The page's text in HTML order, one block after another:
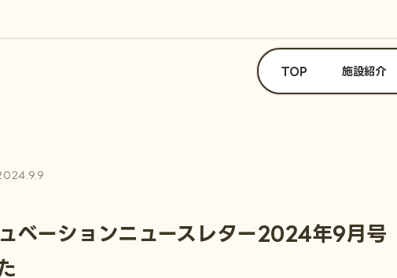
TOP 施設紹介
ベーションニュースレター2024年9月号